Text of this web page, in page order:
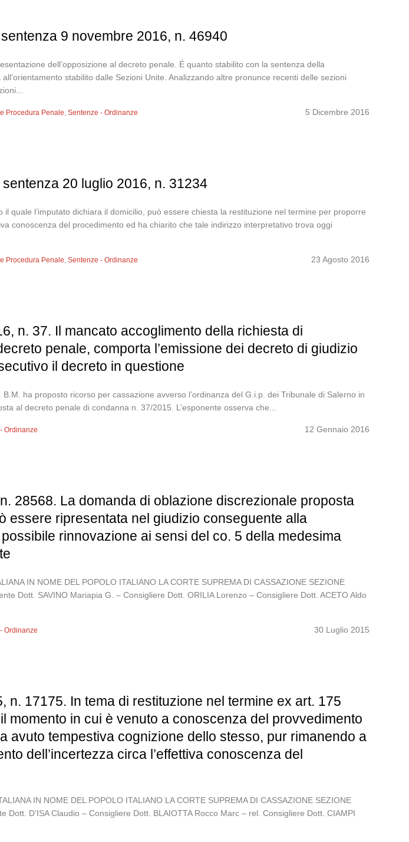
9 novembre 2016, n. 46940
dell’opposizione al decreto penale. É quanto stabilito con la sentenza della
stabilito dalle Sezioni Unite. Analizzando altre pronunce recenti delle sezioni
5 Dicembre 2016
Procedura Penale,Sentenze - Ordinanze
20 luglio 2016, n. 31234
quale l’imputato dichiara il domicilio, può essere chiesta la restituzione nel termine per proporre
conoscenza del procedimento ed ha chiarito che tale indirizzo interpretativo trova oggi
23 Agosto 2016
Procedura Penale,Sentenze - Ordinanze
n. 37. Il mancato accoglimento della richiesta di
penale, comporta l’emissione dei decreto di giudizio
il decreto in questione
ha proposto ricorso per cassazione avverso l’ordinanza del G.i.p. dei Tribunale di Salerno in
al decreto penale di condanna n. 37/2015. L’esponente osserva che...
12 Gennaio 2016
Ordinanze
28568. La domanda di oblazione discrezionale proposta
essere ripresentata nel giudizio conseguente alla
rinnovazione ai sensi del co. 5 della medesima
IN NOME DEL POPOLO ITALIANO LA CORTE SUPREMA DI CASSAZIONE SEZIONE
Dott. SAVINO Mariapia G. – Consigliere Dott. ORILIA Lorenzo – Consigliere Dott. ACETO Aldo
30 Luglio 2015
Ordinanze
17175. In tema di restituzione nel termine ex art. 175
momento in cui è venuto a conoscenza del provvedimento
avuto tempestiva cognizione dello stesso, pur rimanendo a
dell’incertezza circa l’effettiva conoscenza del
IN NOME DEL POPOLO ITALIANO LA CORTE SUPREMA DI CASSAZIONE SEZIONE
D’ISA Claudio – Consigliere Dott. BLAIOTTA Rocco Marc – rel. Consigliere Dott. CIAMPI